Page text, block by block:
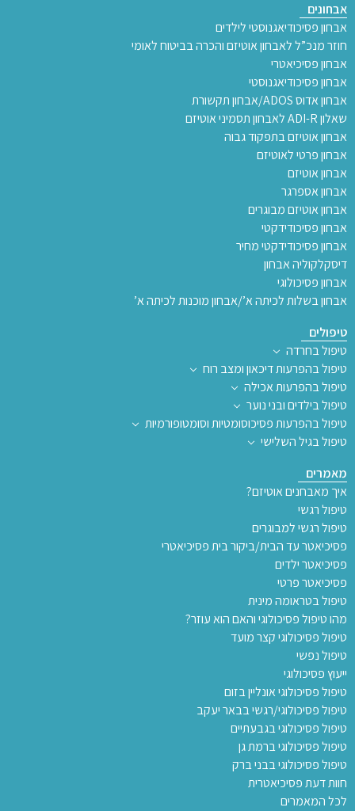
אבחונים
אבחון פסיכודיאגנוסטי לילדים
חוזר מנכ”ל לאבחון אוטיזם והכרה בביטוח לאומי
אבחון פסיכיאטרי
אבחון פסיכודיאגנוסטי
אבחון אדוס ADOS/אבחון תקשורת
שאלון ADI-R לאבחון תסמיני אוטיזם
אבחון אוטיזם בתפקוד גבוה
אבחון פרטי לאוטיזם
אבחון אוטיזם
אבחון אספרגר
אבחון אוטיזם מבוגרים
אבחון פסיכודידקטי
אבחון פסיכודידקטי מחיר
דיסקלקוליה אבחון
אבחון פסיכולוגי
אבחון בשלות לכיתה א’/אבחון מוכנות לכיתה א’
טיפולים
טיפול בחרדה
טיפול בהפרעות דיכאון ומצב רוח
טיפול בהפרעות אכילה
טיפול בילדים ובני נוער
טיפול בהפרעות פסיכוסומטיות וסומטופורמיות
טיפול בגיל השלישי
מאמרים
איך מאבחנים אוטיזם?
טיפול רגשי
טיפול רגשי למבוגרים
פסיכיאטר עד הבית/ביקור בית פסיכיאטרי
פסיכיאטר ילדים
פסיכיאטר פרטי
טיפול בטראומה מינית
מהו טיפול פסיכולוגי והאם הוא עוזר?
טיפול פסיכולוגי קצר מועד
טיפול נפשי
ייעוץ פסיכולוגי
טיפול פסיכולוגי אונליין בזום
טיפול פסיכולוגי/רגשי בבאר יעקב
טיפול פסיכולוגי בגבעתיים
טיפול פסיכולוגי ברמת גן
טיפול פסיכולוגי בבני ברק
חוות דעת פסיכיאטרית
לכל המאמרים